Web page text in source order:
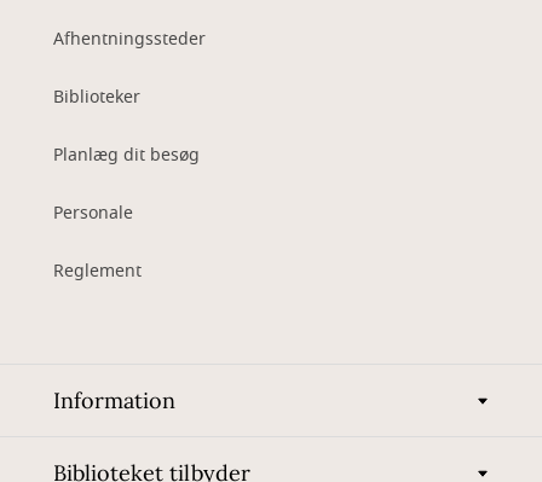
Afhentningssteder
Biblioteker
Planlæg dit besøg
Personale
Reglement
Information
Biblioteket tilbyder